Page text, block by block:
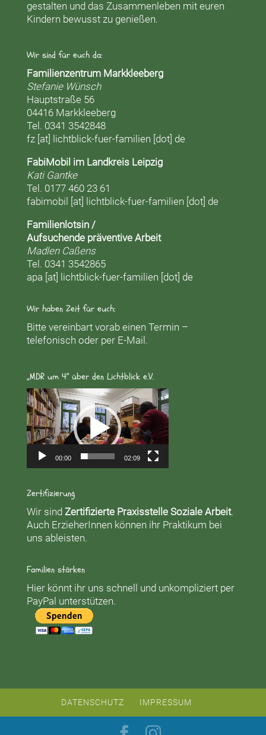
gestalten und das Zusammenleben mit euren
Kindern bewusst zu genießen.
Wir sind für euch da:
Familienzentrum Markkleeberg
Stefanie Wünsch
Hauptstraße 56
04416 Markkleeberg
Tel. 0341 3542848
fz [at] lichtblick-fuer-familien [dot] de
FabiMobil im Landkreis Leipzig
Kati Gantke
Tel. 0177 460 23 61
fabimobil [at] lichtblick-fuer-familien [dot] de
Familienlotsin /
Aufsuchende präventive Arbeit
Madlen Caßens
Tel. 0341 3542865
apa [at] lichtblick-fuer-familien [dot] de
Wir haben Zeit für euch:
Bitte vereinbart vorab einen Termin –
telefonisch oder per E-Mail.
„MDR um 4“ über den Lichtblick e.V.
Video-
Player
00:00 02:09
Zertifizierung
Wir sind Zertifizierte Praxisstelle Soziale Arbeit.
Auch ErzieherInnen können ihr Praktikum bei
uns ableisten.
Familien stärken
Hier könnt ihr uns schnell und unkompliziert per
PayPal unterstützen.
DATENSCHUTZ IMPRESSUM